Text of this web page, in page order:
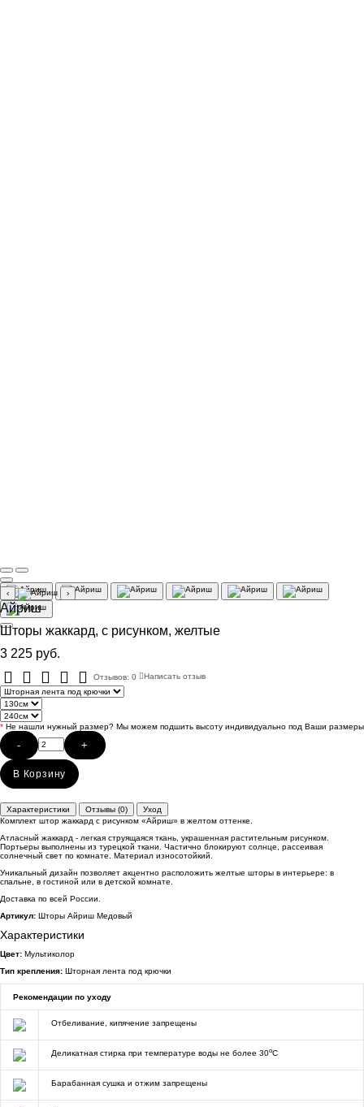
‹ ›
Айриш
Шторы жаккард, с рисунком, желтые
3 225 руб.
Отзывов: 0 Написать отзыв
* Не нашли нужный размер? Мы можем подшить высоту индивидуально под Ваши размеры
- +
В Корзину
Характеристики Отзывы (0)
Уход
Комплект штор жаккард с рисунком «Айриш» в желтом оттенке.
Атласный жаккард - легкая струящаяся ткань, украшенная растительным рисунком.
Портьеры выполнены из турецкой ткани. Частично блокируют солнце, рассеивая
солнечный свет по комнате. Материал износотойкий.
Уникальный дизайн позволяет акцентно расположить желтые шторы в интерьере: в
спальне, в гостиной или в детской комнате.
Доставка по всей России.
Артикул: Шторы Айриш Медовый
Характеристики
Цвет: Мультиколор
Тип крепления: Шторная лента под крючки
Рекомендации по уходу
Отбеливание, кипячение запрещены
Деликатная стирка при температуре воды не более 30oC
Барабанная сушка и отжим запрещены